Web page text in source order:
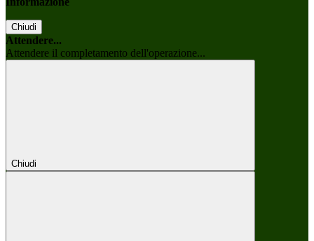
Chiudi
Attendere...
Attendere il completamento dell'operazione...
Chiudi